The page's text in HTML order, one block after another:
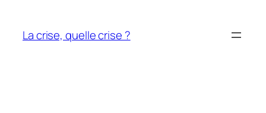
contenu
La crise, quelle crise ?